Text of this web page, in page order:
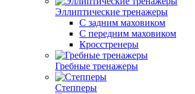
Эллиптические тренажеры
С задним маховиком
С передним маховиком
Кросстренеры
Гребные тренажеры
Степперы